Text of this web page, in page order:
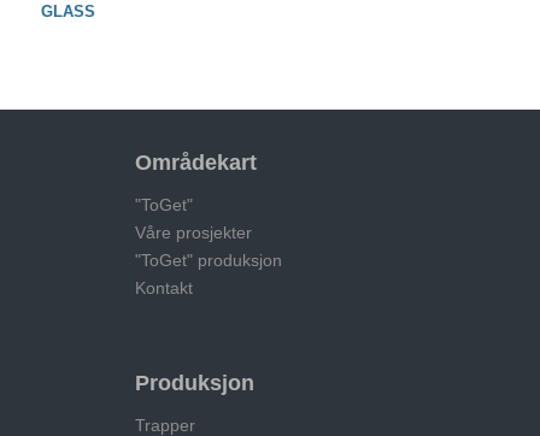
GLASS
Områdekart
"ToGet"
Våre prosjekter
"ToGet" produksjon
Kontakt
Produksjon
Trapper